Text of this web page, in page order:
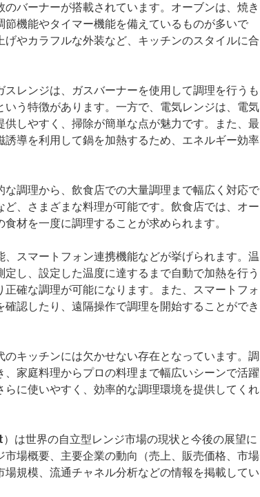
バーナーが搭載されています。オーブンは、焼き
機能やタイマー機能を備えているものが多いで
やカラフルな外装など、キッチンのスタイルに合
レンジは、ガスバーナーを使用して調理を行うも
う特徴があります。一方で、電気レンジは、電気
しやすく、掃除が簡単な点が魅力です。また、最
導を利用して鍋を加熱するため、エネルギー効率
調理から、飲食店での大量調理まで幅広く対応で
、さまざまな料理が可能です。飲食店では、オー
材を一度に調理することが求められます。
スマートフォン連携機能などが挙げられます。温
し、設定した温度に達するまで自動で加熱を行う
確な調理が可能になります。また、スマートフォ
認したり、遠隔操作で調理を開始することができ
キッチンには欠かせない存在となっています。調
家庭料理からプロの料理まで幅広いシーンで活躍
に使いやすく、効率的な調理環境を提供してくれ
世界の自立型レンジ市場の現状と今後の展望に
場概要、主要企業の動向（売上、販売価格、市場
規模、流通チャネル分析などの情報を掲載してい